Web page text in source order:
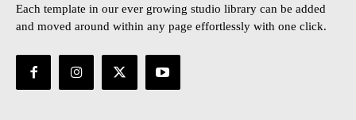
Each template in our ever growing studio library can be added
and moved around within any page effortlessly with one click.